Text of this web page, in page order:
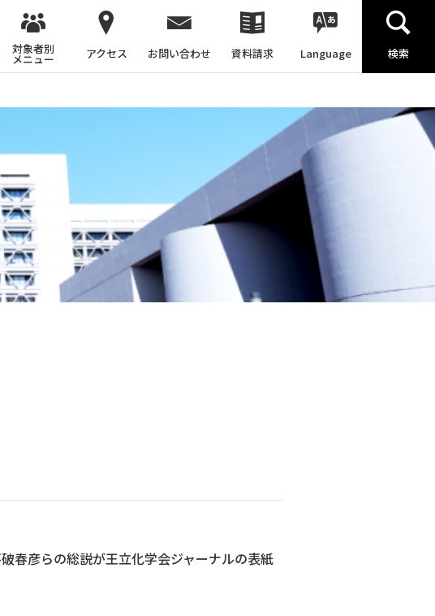
対象者別
メニュー アクセス お問い合わせ 資料請求 Language 検索
春彦らの総説が王立化学会ジャーナルの表紙